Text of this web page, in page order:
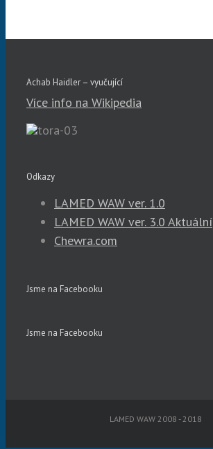
Achab Haidler – vyučující
Více info na Wikipedia
Odkazy
LAMED WAW ver. 1.0
LAMED WAW ver. 3.0 Aktuální
Chewra.com
Jsme na Facebooku
Jsme na Facebooku
LAMED WAW 2008 - 2018